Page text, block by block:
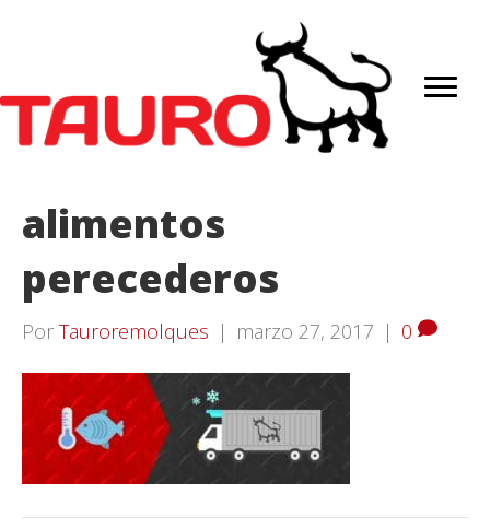
alimentos
perecederos
Por Tauroremolques | marzo 27, 2017 | 0